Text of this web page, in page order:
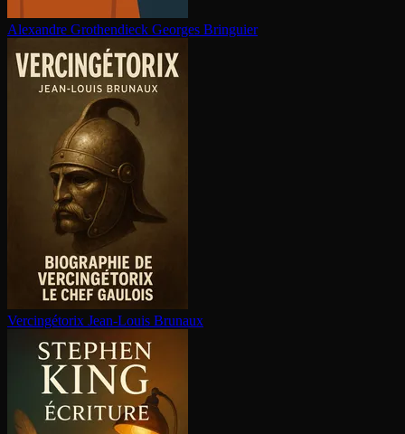
Alexandre Gro­then­dieck Georges Bringuier
Ver­cin­gé­to­rix Jean-Louis Brunaux